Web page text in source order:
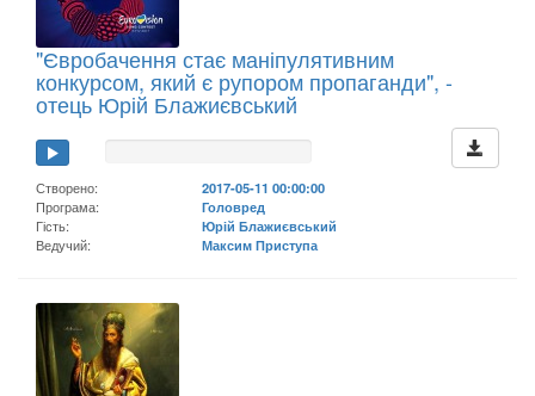
"Євробачення стає маніпулятивним
конкурсом, який є рупором пропаганди", -
отець Юрій Блажиєвський
Створено:
2017-05-11 00:00:00
Програма:
Головред
Гість:
Юрій Блажиєвський
Ведучий:
Максим Приступа